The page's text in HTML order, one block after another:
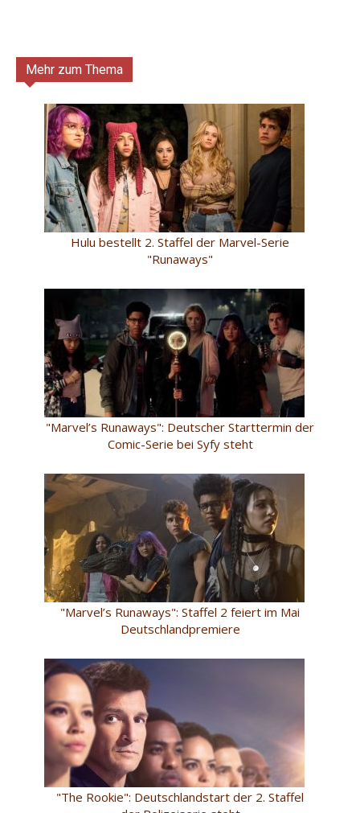
Mehr zum Thema
Hulu bestellt 2. Staffel der Marvel-Serie
"Runaways"
"Marvel’s Runaways": Deutscher Starttermin der
Comic-Serie bei Syfy steht
"Marvel’s Runaways": Staffel 2 feiert im Mai
Deutschlandpremiere
"The Rookie": Deutschlandstart der 2. Staffel